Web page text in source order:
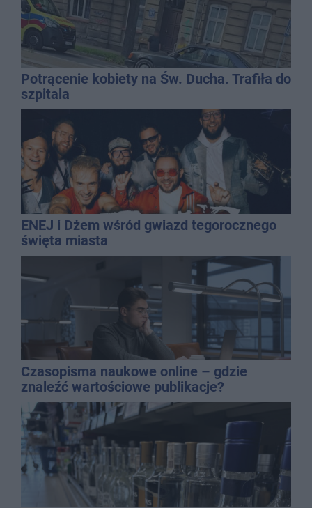
Potrącenie kobiety na Św. Ducha. Trafiła do
szpitala
ENEJ i Dżem wśród gwiazd tegorocznego
święta miasta
Czasopisma naukowe online – gdzie
znaleźć wartościowe publikacje?